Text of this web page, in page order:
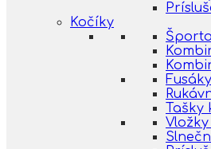
Kočíky
Tašky